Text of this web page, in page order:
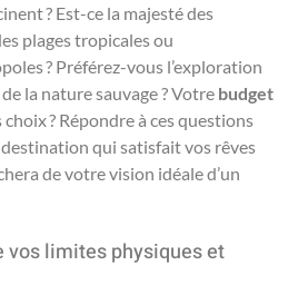
? Est-ce la majesté des
plages tropicales ou
? Préférez-vous l’exploration
la nature sauvage ? Votre budget
? Répondre à ces questions
qui satisfait vos rêves
de votre vision idéale d’un
vos limites physiques et